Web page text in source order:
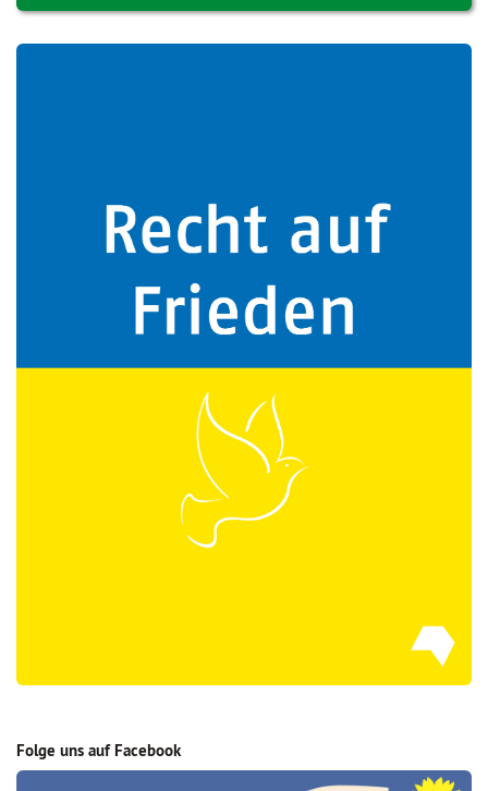
Folge uns auf Facebook